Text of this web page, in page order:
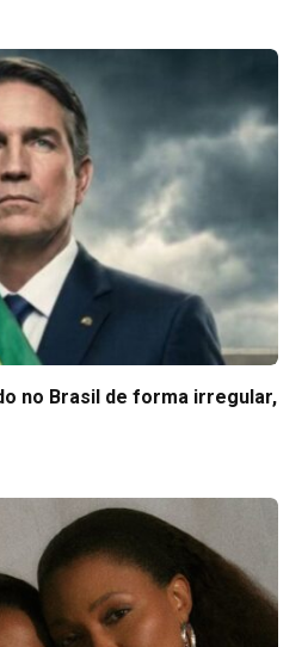
no Brasil de forma irregular,